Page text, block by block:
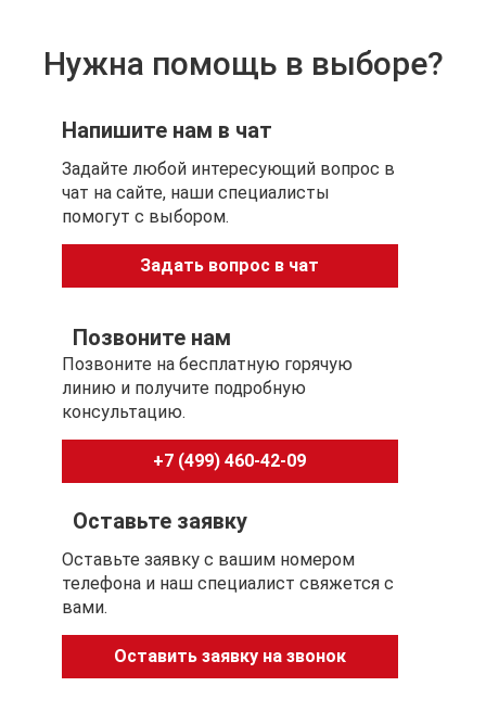
Нужна помощь в выборе?
Напишите нам в чат
Задайте любой интересующий вопрос в
чат на сайте, наши специалисты
помогут с выбором.
Задать вопрос в чат
Позвоните нам
Позвоните на бесплатную горячую
линию и получите подробную
консультацию.
+7 (499) 460-42-09
Оставьте заявку
Оставьте заявку с вашим номером
телефона и наш специалист свяжется с
вами.
Оставить заявку на звонок